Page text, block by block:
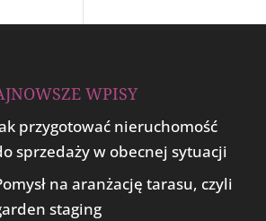
WPISY
przygotować nieruchomość
sprzedaży w obecnej sytuacji
na aranżację tarasu, czyli
staging